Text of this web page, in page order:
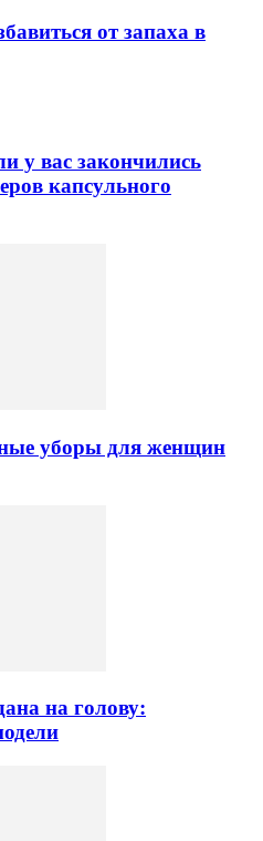
от запаха в
у вас закончились
капсульного
уборы для женщин
на голову: